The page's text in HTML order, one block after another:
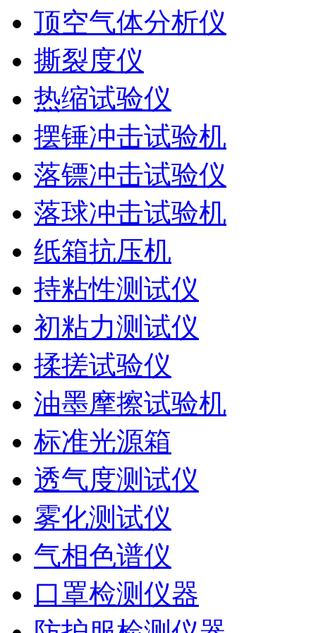
顶空气体分析仪
撕裂度仪
热缩试验仪
摆锤冲击试验机
落镖冲击试验仪
落球冲击试验机
纸箱抗压机
持粘性测试仪
初粘力测试仪
揉搓试验仪
油墨摩擦试验机
标准光源箱
透气度测试仪
雾化测试仪
气相色谱仪
口罩检测仪器